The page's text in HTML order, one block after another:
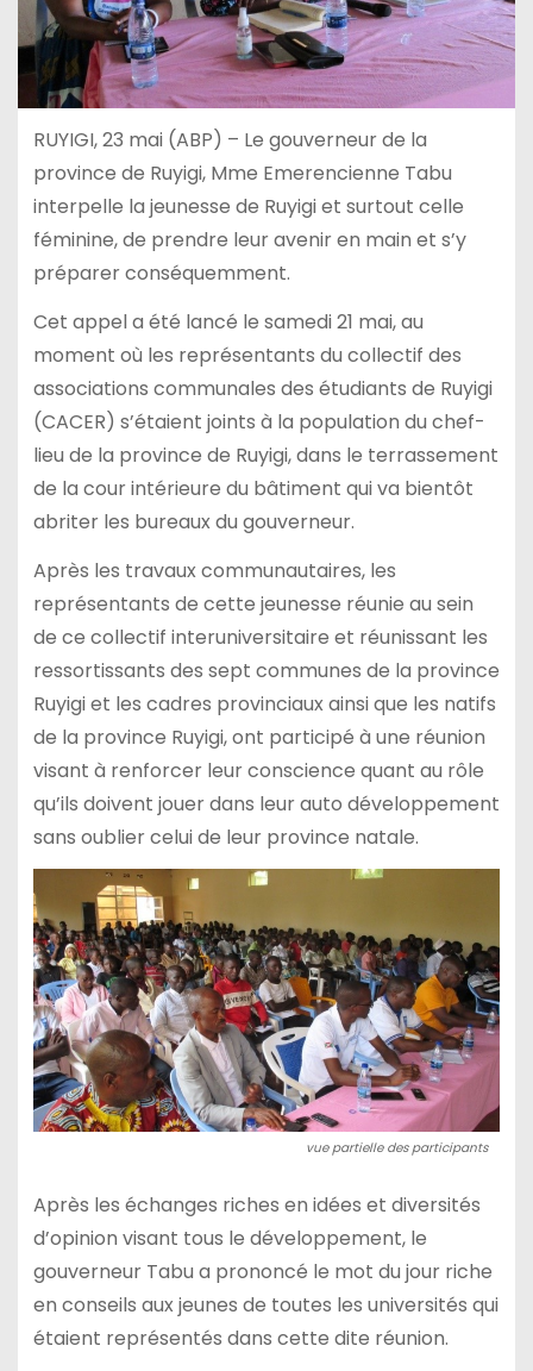
RUYIGI, 23 mai (ABP) – Le gouverneur de la
province de Ruyigi, Mme Emerencienne Tabu
interpelle la jeunesse de Ruyigi et surtout celle
féminine, de prendre leur avenir en main et s’y
préparer conséquemment.
Cet appel a été lancé le samedi 21 mai, au
moment où les représentants du collectif des
associations communales des étudiants de Ruyigi
(CACER) s’étaient joints à la population du chef-
lieu de la province de Ruyigi, dans le terrassement
de la cour intérieure du bâtiment qui va bientôt
abriter les bureaux du gouverneur.
Après les travaux communautaires, les
représentants de cette jeunesse réunie au sein
de ce collectif interuniversitaire et réunissant les
ressortissants des sept communes de la province
Ruyigi et les cadres provinciaux ainsi que les natifs
de la province Ruyigi, ont participé à une réunion
visant à renforcer leur conscience quant au rôle
qu’ils doivent jouer dans leur auto développement
sans oublier celui de leur province natale.
vue partielle des participants
Après les échanges riches en idées et diversités
d’opinion visant tous le développement, le
gouverneur Tabu a prononcé le mot du jour riche
en conseils aux jeunes de toutes les universités qui
étaient représentés dans cette dite réunion.